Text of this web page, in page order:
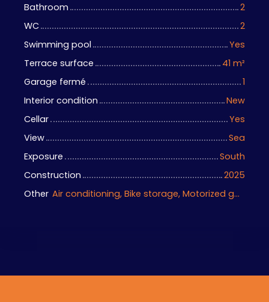
Bathroom
2
WC
2
Swimming pool
Yes
Terrace surface
41 m²
Garage fermé
1
Interior condition
New
Cellar
Yes
View
Sea
Exposure
South
Construction
2025
Other
Air conditioning, Bike storage, Motorized gate, Armored door, Videophone